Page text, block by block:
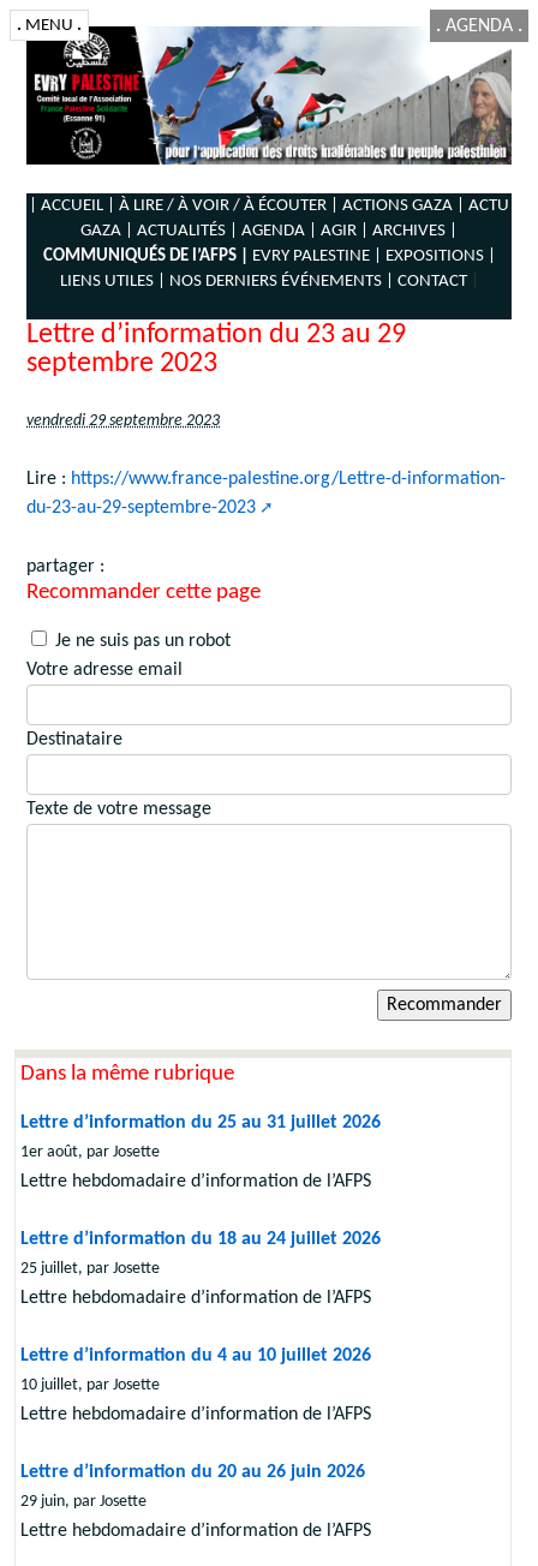
. MENU . . AGENDA .
| ACCUEIL | À LIRE / À VOIR / À ÉCOUTER | ACTIONS GAZA |
ACTU
GAZA |
ACTUALITÉS | AGENDA | AGIR |
ARCHIVES |
COMMUNIQUÉS DE l’AFPS |
EVRY PALESTINE |
EXPOSITIONS |
LIENS UTILES |
NOS DERNIERS ÉVÉNEMENTS | CONTACT|
Lettre d’information du 23 au 29
septembre 2023
vendredi 29 septembre 2023
Lire : https://www.france-palestine.org/Lettre-d-information-
du-23-au-29-septembre-2023
partager :
Recommander cette page
Je ne suis pas un robot
Votre adresse email
Destinataire
Texte de votre message
Dans la même rubrique
Lettre d’information du 25 au 31 juillet 2026
1er août, par Josette
Lettre hebdomadaire d’information de l’AFPS
Lettre d’information du 18 au 24 juillet 2026
25 juillet, par Josette
Lettre hebdomadaire d’information de l’AFPS
Lettre d’information du 4 au 10 juillet 2026
10 juillet, par Josette
Lettre hebdomadaire d’information de l’AFPS
Lettre d’information du 20 au 26 juin 2026
29 juin, par Josette
Lettre hebdomadaire d’information de l’AFPS